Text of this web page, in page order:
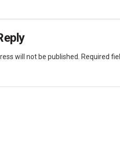
will not be published. Required